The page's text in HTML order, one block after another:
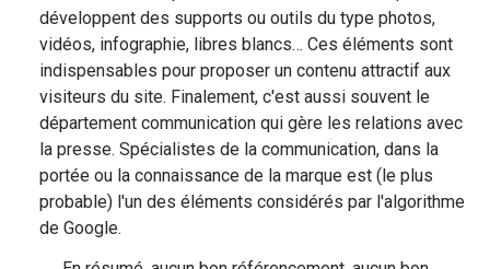
développent des supports ou outils du type photos,
vidéos, infographie, libres blancs… Ces éléments sont
indispensables pour proposer un contenu attractif aux
visiteurs du site. Finalement, c'est aussi souvent le
département communication qui gère les relations avec
la presse. Spécialistes de la communication, dans la
portée ou la connaissance de la marque est (le plus
probable) l'un des éléments considérés par l'algorithme
de Google.